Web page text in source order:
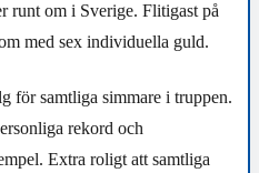
runt om i Sverige. Flitigast på
med sex individuella guld.
för samtliga simmare i truppen.
rekord och
Extra roligt att samtliga